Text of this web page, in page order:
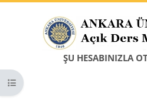
ŞU HESABINIZLA
Kurs dizinini aç